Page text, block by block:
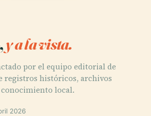
y a la vista.
por el equipo editorial de
registros históricos, archivos
local.
2026